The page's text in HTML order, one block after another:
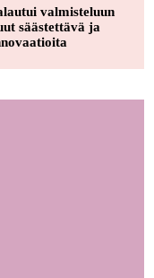
valmisteluun
säästettävä ja